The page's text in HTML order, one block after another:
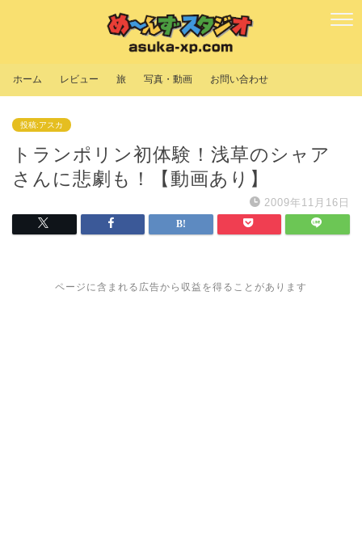
ホーム レビュー 旅 写真・動画 お問い合わせ
投稿:アスカ
トランポリン初体験！浅草のシャア
さんに悲劇も！【動画あり】
2009年11月16日
ページに含まれる広告から収益を得ることがあります